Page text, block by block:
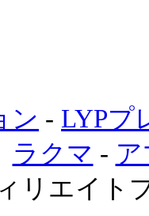
ン - LYPプ
ラクマ -
リエイト